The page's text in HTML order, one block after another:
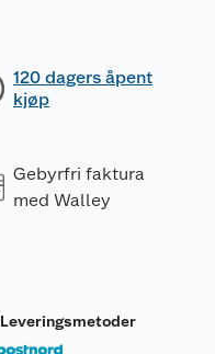
120 dagers åpent
kjøp
Gebyrfri faktura
med Walley
Leveringsmetoder